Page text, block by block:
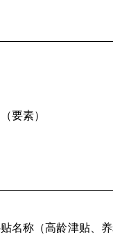
要素）
名称（高龄津贴、